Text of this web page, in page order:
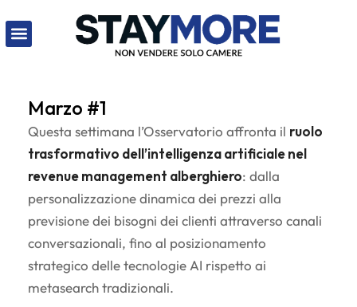
Marzo #1
Questa settimana l’Osservatorio affronta il ruolo
trasformativo dell’intelligenza artificiale nel
revenue management alberghiero: dalla
personalizzazione dinamica dei prezzi alla
previsione dei bisogni dei clienti attraverso canali
conversazionali, fino al posizionamento
strategico delle tecnologie AI rispetto ai
metasearch tradizionali.